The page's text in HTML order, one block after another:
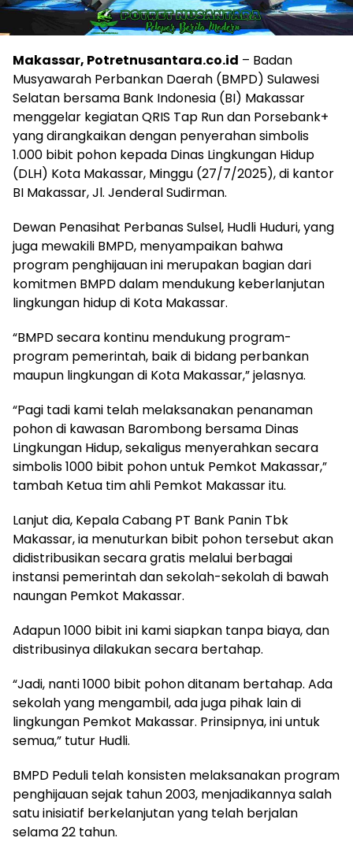
Makassar, Potretnusantara.co.id – Badan
Musyawarah Perbankan Daerah (BMPD) Sulawesi
Selatan bersama Bank Indonesia (BI) Makassar
menggelar kegiatan QRIS Tap Run dan Porsebank+
yang dirangkaikan dengan penyerahan simbolis
1.000 bibit pohon kepada Dinas Lingkungan Hidup
(DLH) Kota Makassar, Minggu (27/7/2025), di kantor
BI Makassar, Jl. Jenderal Sudirman.
Dewan Penasihat Perbanas Sulsel, Hudli Huduri, yang
juga mewakili BMPD, menyampaikan bahwa
program penghijauan ini merupakan bagian dari
komitmen BMPD dalam mendukung keberlanjutan
lingkungan hidup di Kota Makassar.
“BMPD secara kontinu mendukung program-
program pemerintah, baik di bidang perbankan
maupun lingkungan di Kota Makassar,” jelasnya.
“Pagi tadi kami telah melaksanakan penanaman
pohon di kawasan Barombong bersama Dinas
Lingkungan Hidup, sekaligus menyerahkan secara
simbolis 1000 bibit pohon untuk Pemkot Makassar,”
tambah Ketua tim ahli Pemkot Makassar itu.
Lanjut dia, Kepala Cabang PT Bank Panin Tbk
Makassar, ia menuturkan bibit pohon tersebut akan
didistribusikan secara gratis melalui berbagai
instansi pemerintah dan sekolah-sekolah di bawah
naungan Pemkot Makassar.
Adapun 1000 bibit ini kami siapkan tanpa biaya, dan
distribusinya dilakukan secara bertahap.
“Jadi, nanti 1000 bibit pohon ditanam bertahap. Ada
sekolah yang mengambil, ada juga pihak lain di
lingkungan Pemkot Makassar. Prinsipnya, ini untuk
semua,” tutur Hudli.
BMPD Peduli telah konsisten melaksanakan program
penghijauan sejak tahun 2003, menjadikannya salah
satu inisiatif berkelanjutan yang telah berjalan
selama 22 tahun.